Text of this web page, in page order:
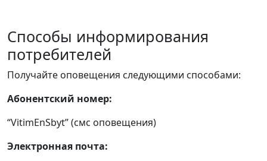
Способы информирования
потребителей
Получайте оповещения следующими способами:
Абонентский номер:
“VitimEnSbyt” (смс оповещения)
Электронная почта: